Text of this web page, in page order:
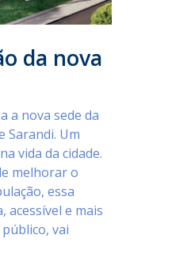
da nova
a nova sede da
Sarandi. Um
vida da cidade.
melhorar o
essa
acessível e mais
vai